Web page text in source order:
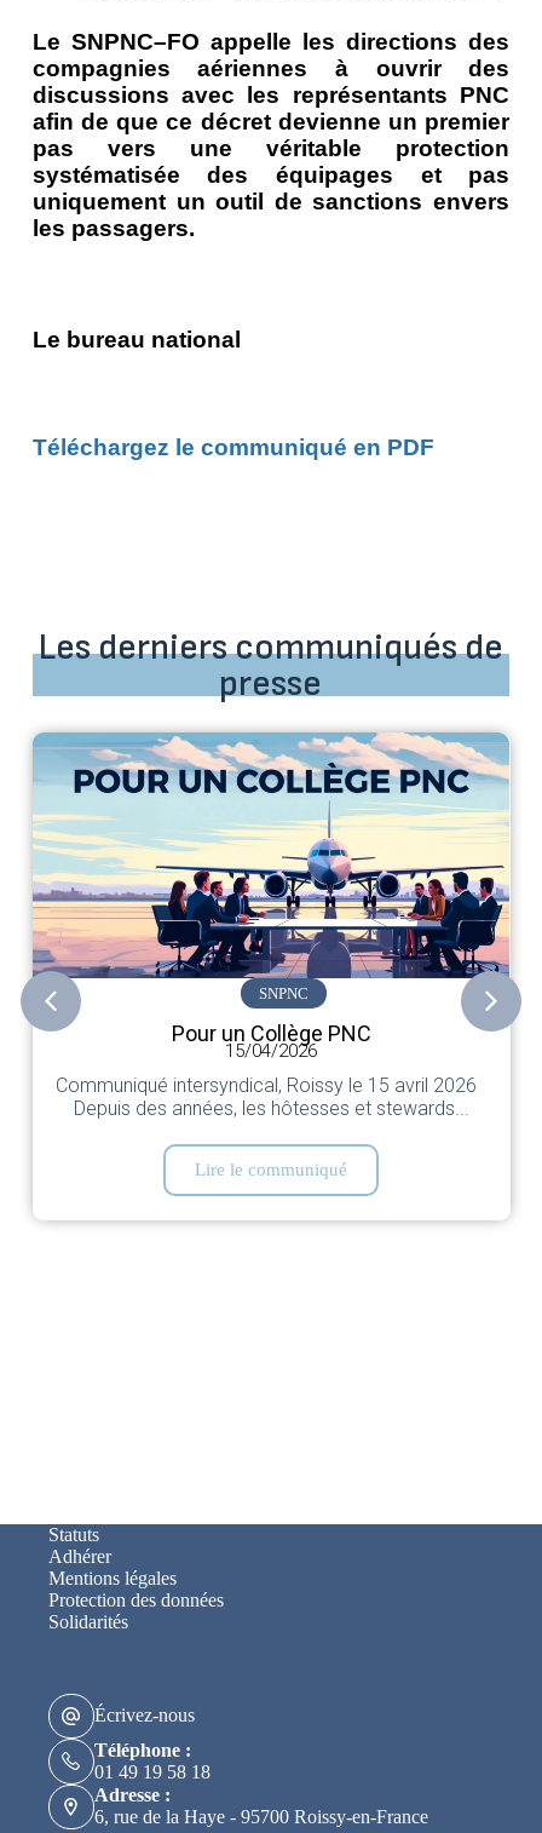
Le SNPNC–FO appelle les directions des
compagnies aériennes à ouvrir des
discussions avec les représentants PNC
afin de que ce décret devienne un premier
pas vers une véritable protection
systématisée des équipages et pas
uniquement un outil de sanctions envers
les passagers.
Le bureau national
Téléchargez le communiqué en PDF
Les derniers communiqués de
presse
SNPNC
Pour un Collège PNC
15/04/2026
Communiqué intersyndical, Roissy le 15 avril 2026
Depuis des années, les hôtesses et stewards...
Lire le communiqué
Statuts
Adhérer
Mentions légales
Protection des données
Solidarités
Écrivez-nous
Téléphone :
01 49 19 58 18
Adresse :
6, rue de la Haye - 95700 Roissy-en-France